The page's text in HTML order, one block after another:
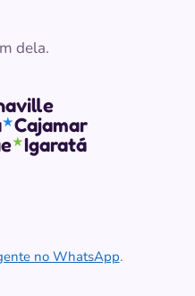
dela.
★Cajamar
★Igaratá
no WhatsApp.